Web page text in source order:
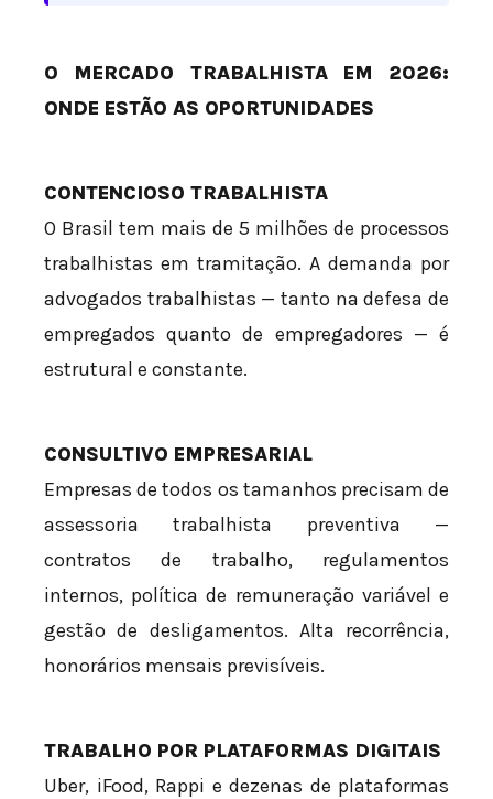
O MERCADO TRABALHISTA EM 2026:
ONDE ESTÃO AS OPORTUNIDADES
CONTENCIOSO TRABALHISTA
O Brasil tem mais de 5 milhões de processos
trabalhistas em tramitação. A demanda por
advogados trabalhistas — tanto na defesa de
empregados quanto de empregadores — é
estrutural e constante.
CONSULTIVO EMPRESARIAL
Empresas de todos os tamanhos precisam de
assessoria trabalhista preventiva —
contratos de trabalho, regulamentos
internos, política de remuneração variável e
gestão de desligamentos. Alta recorrência,
honorários mensais previsíveis.
TRABALHO POR PLATAFORMAS DIGITAIS
Uber, iFood, Rappi e dezenas de plataformas